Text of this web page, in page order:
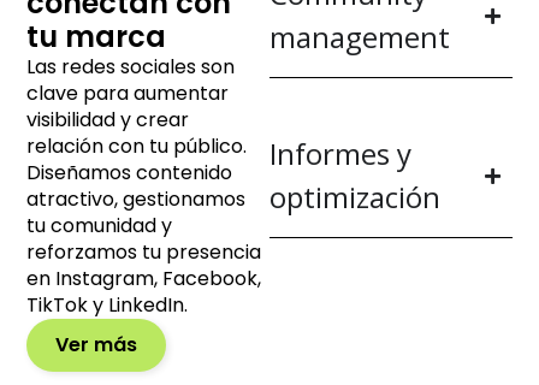
tu marca
Las redes sociales son
clave para aumentar
visibilidad y crear
relación con tu público.
Diseñamos contenido
atractivo, gestionamos
tu comunidad y
reforzamos tu presencia
en Instagram, Facebook,
TikTok y LinkedIn.
Ver más
management
Informes y
optimización